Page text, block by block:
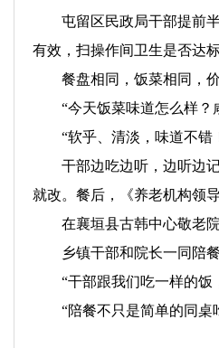
屯留区民政局干部提前
有效，扫操作间卫生是否达
餐盘相同，饭菜相同，
“今天饭菜味道怎么样？
“软乎、清淡，味道不错
干部边吃边听，边听边
就改。餐后，《养老机构领
在襄垣县古韩中心敬老
乡镇干部和院长一同陪
“干部跟我们吃一样的饭
“陪餐不只是简单的同桌